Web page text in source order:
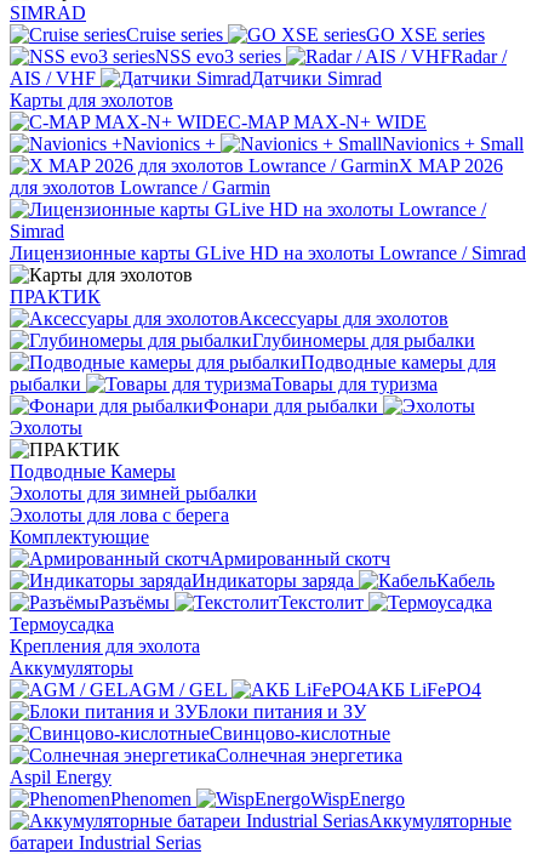
SIMRAD
Cruise series
GO XSE series
NSS evo3 series
Radar /
AIS / VHF
Датчики Simrad
Карты для эхолотов
C-MAP MAX-N+ WIDE
Navionics +
Navionics + Small
X MAP 2026
для эхолотов Lowrance / Garmin
Лицензионные карты GLive HD на эхолоты Lowrance / Simrad
ПРАКТИК
Аксессуары для эхолотов
Глубиномеры для рыбалки
Подводные камеры для
рыбалки
Товары для туризма
Фонари для рыбалки
Эхолоты
Подводные Камеры
Эхолоты для зимней рыбалки
Эхолоты для лова с берега
Комплектующие
Армированный скотч
Индикаторы заряда
Кабель
Разъёмы
Текстолит
Термоусадка
Крепления для эхолота
Аккумуляторы
AGM / GEL
АКБ LiFePO4
Блоки питания и ЗУ
Свинцово-кислотные
Солнечная энергетика
Aspil Energy
Phenomen
WispEnergo
Аккумуляторные
батареи Industrial Serias